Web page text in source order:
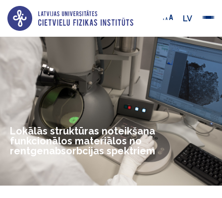
LV
Lokālās struktūras noteikšana
funkcionālos materiālos no
rentgenabsorbcijas spektriem